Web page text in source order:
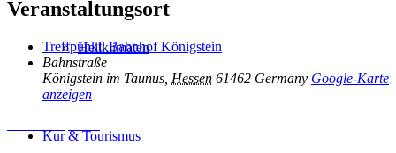
Heilklimaten
Kur & Tourismus
Veranstaltungsort
Treffpunkt: Bahnhof Königstein
Bahnstraße
Königstein im Taunus Hessen 61462 Germany Google-Karte
anzeigen